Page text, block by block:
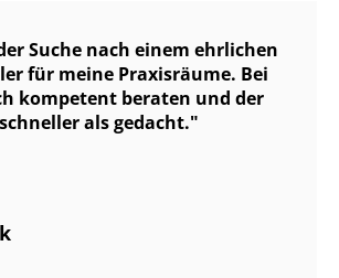
Suche nach einem ehrlichen
für meine Praxisräume. Bei
kompetent beraten und der
als gedacht.